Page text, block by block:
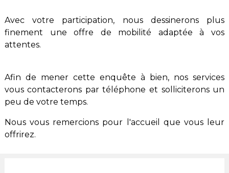
Avec votre participation, nous dessinerons plus
finement une offre de mobilité adaptée à vos
attentes.
Afin de mener cette enquête à bien, nos services
vous contacterons par téléphone et solliciterons un
peu de votre temps.
Nous vous remercions pour l'accueil que vous leur
offrirez.